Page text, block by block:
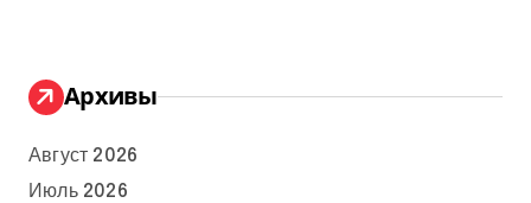
Архивы
Август 2026
Июль 2026